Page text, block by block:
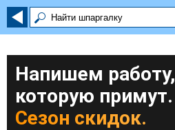
Напишем работу,
которую примут.
Сезон скидок.